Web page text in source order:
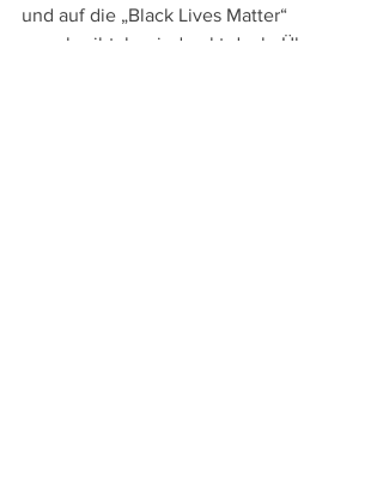
und auf die „Black Lives Matter“
umschreibt, beeindruckt doch. Über